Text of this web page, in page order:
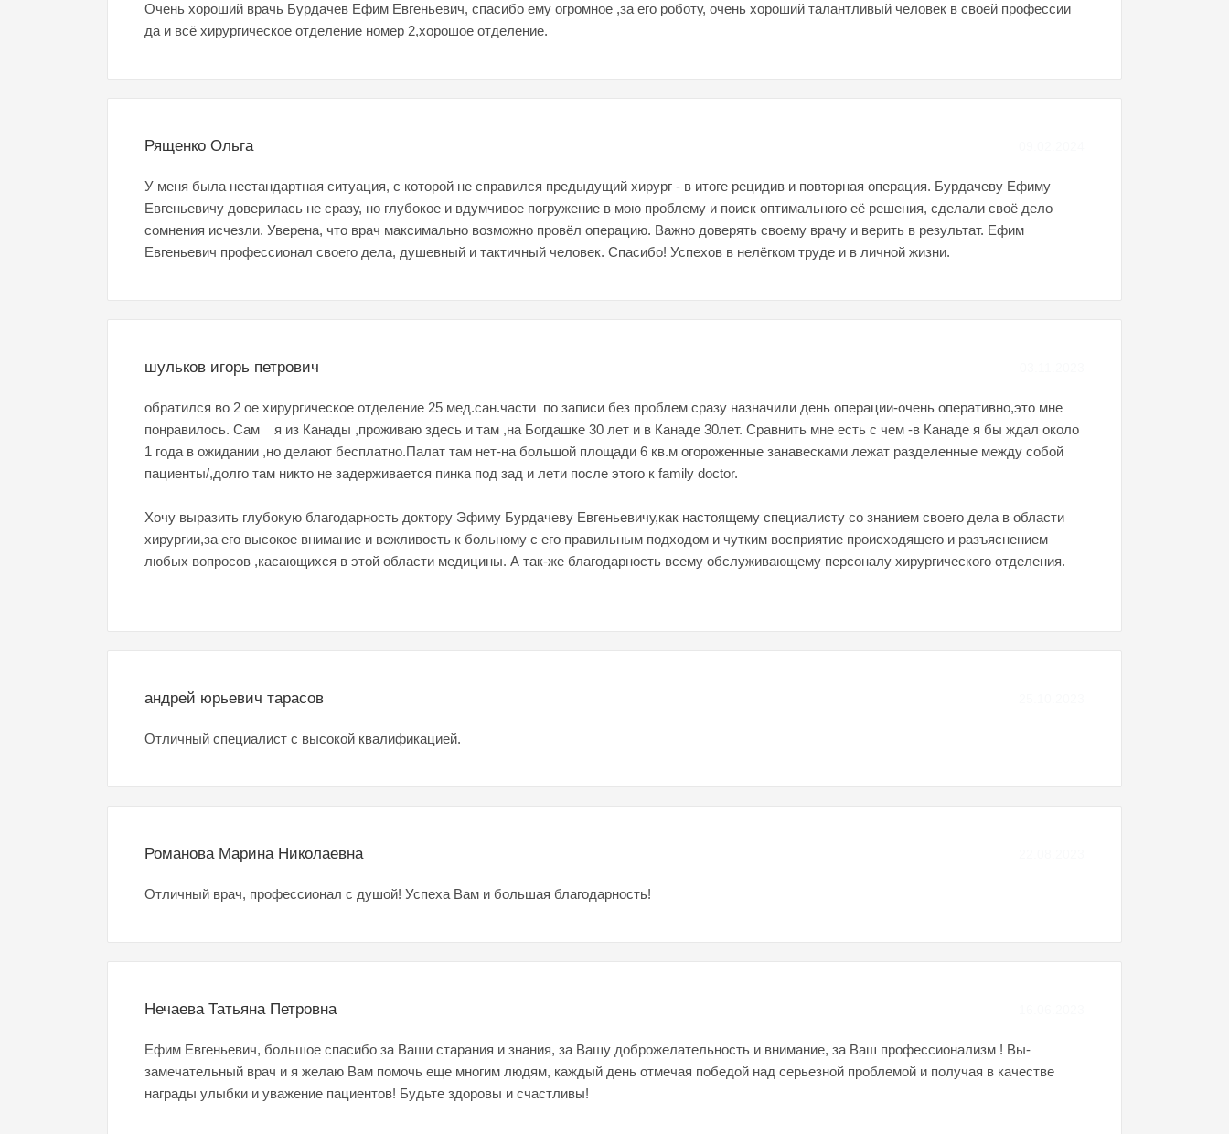
Очень хороший врачь Бурдачев Ефим Евгеньевич, спасибо ему огромное ,за его роботу, очень хороший талантливый человек в своей профессии
да и всё хирургическое отделение номер 2,хорошое отделение.
Рященко Ольга
У меня была нестандартная ситуация, с которой не справился предыдущий хирург - в итоге рецидив и повторная операция. Бурдачеву Ефиму
Евгеньевичу доверилась не сразу, но глубокое и вдумчивое погружение в мою проблему и поиск оптимального её решения, сделали своё дело –
сомнения исчезли. Уверена, что врач максимально возможно провёл операцию. Важно доверять своему врачу и верить в результат. Ефим
Евгеньевич профессионал своего дела, душевный и тактичный человек. Спасибо! Успехов в нелёгком труде и в личной жизни.
шульков игорь петрович
обратился во 2 ое хирургическое отделение 25 мед.сан.части по записи без проблем сразу назначили день операции-очень оперативно,это мне
понравилось. Сам я из Канады ,проживаю здесь и там ,на Богдашке 30 лет и в Канаде 30лет. Сравнить мне есть с чем -в Канаде я бы ждал около
1 года в ожидании ,но делают бесплатно.Палат там нет-на большой площади 6 кв.м огороженные занавесками лежат разделенные между собой
пациенты/,долго там никто не задерживается пинка под зад и лети после этого к family doctor.
Хочу выразить глубокую благодарность доктору Эфиму Бурдачеву Евгеньевичу,как настоящему специалисту со знанием своего дела в области
хирургии,за его высокое внимание и вежливость к больному с его правильным подходом и чутким восприятие происходящего и разъяснением
любых вопросов ,касающихся в этой области медицины. А так-же благодарность всему обслуживающему персоналу хирургического отделения.
андрей юрьевич тарасов
Отличный специалист с высокой квалификацией.
Романова Марина Николаевна
Отличный врач, профессионал с душой! Успеха Вам и большая благодарность!
Нечаева Татьяна Петровна
Ефим Евгеньевич, большое спасибо за Ваши старания и знания, за Вашу доброжелательность и внимание, за Ваш профессионализм ! Вы-
замечательный врач и я желаю Вам помочь еще многим людям, каждый день отмечая победой над серьезной проблемой и получая в качестве
награды улыбки и уважение пациентов! Будьте здоровы и счастливы!